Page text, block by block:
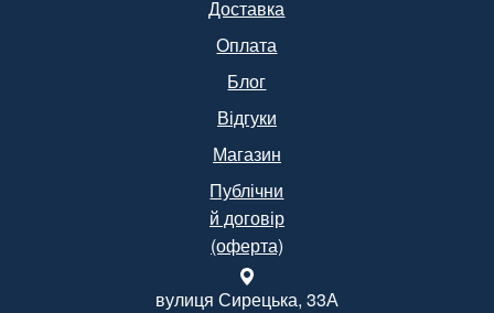
Доставка
Оплата
Блог
Відгуки
Магазин
Публічни
й договір
(оферта)
вулиця Сирецька, 33А